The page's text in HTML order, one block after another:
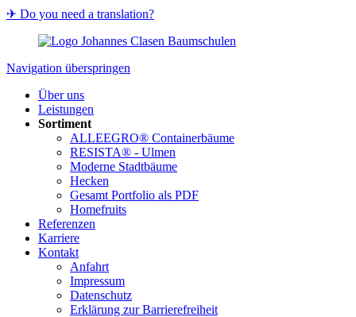
✈ Do you need a translation?
Navigation überspringen
Über uns
Leistungen
Sortiment
ALLEEGRO® Containerbäume
RESISTA® - Ulmen
Moderne Stadtbäume
Hecken
Gesamt Portfolio als PDF
Homefruits
Referenzen
Karriere
Kontakt
Anfahrt
Impressum
Datenschutz
Erklärung zur Barrierefreiheit